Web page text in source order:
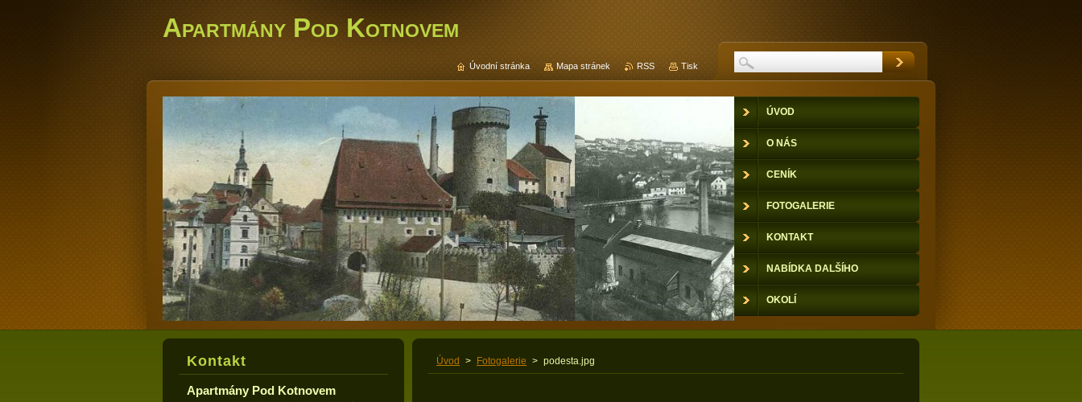
Apartmány Pod Kotnovem
Úvod > Fotogalerie > podesta.jpg
Kontakt
Apartmány Pod Kotnovem
ÚVOD
O NÁS
CENÍK
FOTOGALERIE
KONTAKT
NABÍDKA DALŠÍHO
UBYTOVÁNÍ
OKOLÍ
Úvodní stránka Mapa stránek RSS Tisk